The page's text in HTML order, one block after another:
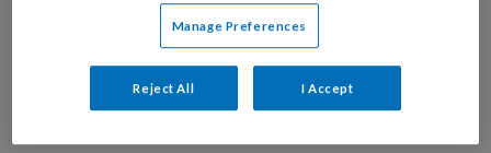
Met een beperkte groep professionele
zorgverleners
Manage Preferences
Reject All I Accept